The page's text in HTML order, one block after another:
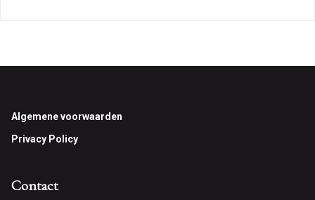
Footer
Algemene voorwaarden
Privacy Policy
Contact